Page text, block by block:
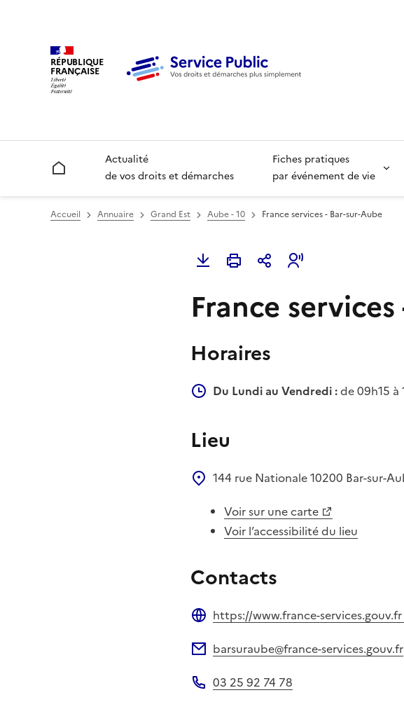
RÉPUBLIQUE
FRANÇAISE
Accueil
Actualité
de vos droits et démarches
Fiches pratiques
par événement de vie
Accueil Annuaire Grand Est Aube - 10 France services - Bar-sur-Aube
France
Horaires
Du Lundi au Vendredi :de 09h15 à
Lieu
144 rue Nationale10200 Bar-sur-
Voir sur une carte
Voir l’accessibilité du lieu
Contacts
https://www.france-services.gouv.fr
barsuraube@france-services.gouv.fr
03 25 92 74 78